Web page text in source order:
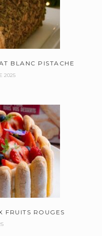
BLANC PISTACHE
2025
FRUITS ROUGES